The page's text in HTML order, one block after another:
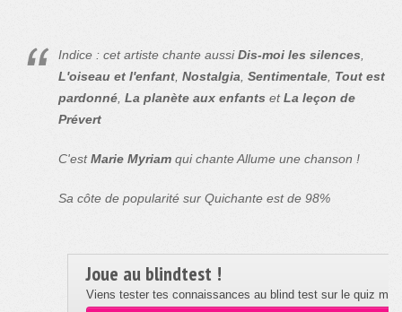
Indice : cet artiste chante aussiDis-moi les silences
L'oiseau et l'enfant Nostalgia Sentimentale Tout est
pardonné La planète aux enfants etLa leçon de
Prévert
C'estMarie Myriam qui chante Allume une chanson !
Sa côte de popularité sur Quichante est de 98%
Joue au blindtest !
Viens tester tes connaissances au blind test sur le quiz